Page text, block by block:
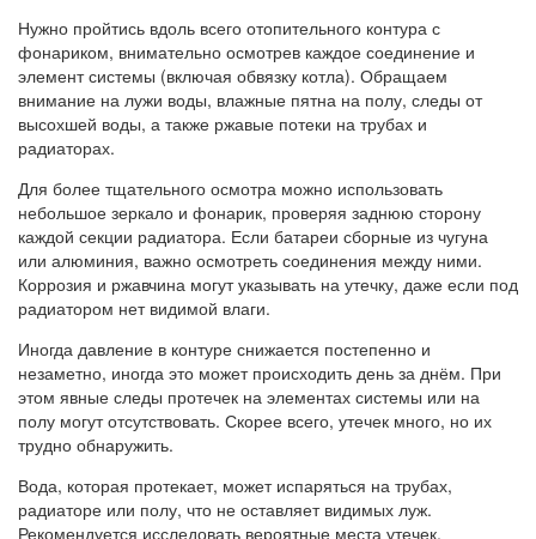
Нужно пройтись вдоль всего отопительного контура с
фонариком, внимательно осмотрев каждое соединение и
элемент системы (включая обвязку котла). Обращаем
внимание на лужи воды, влажные пятна на полу, следы от
высохшей воды, а также ржавые потеки на трубах и
радиаторах.
Для более тщательного осмотра можно использовать
небольшое зеркало и фонарик, проверяя заднюю сторону
каждой секции радиатора. Если батареи сборные из чугуна
или алюминия, важно осмотреть соединения между ними.
Коррозия и ржавчина могут указывать на утечку, даже если под
радиатором нет видимой влаги.
Иногда давление в контуре снижается постепенно и
незаметно, иногда это может происходить день за днём. При
этом явные следы протечек на элементах системы или на
полу могут отсутствовать. Скорее всего, утечек много, но их
трудно обнаружить.
Вода, которая протекает, может испаряться на трубах,
радиаторе или полу, что не оставляет видимых луж.
Рекомендуется исследовать вероятные места утечек,